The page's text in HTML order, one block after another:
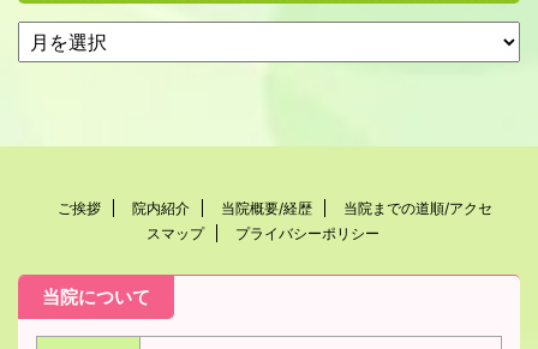
ご挨拶 院内紹介 当院概要/経歴
当院までの道順/アクセ
スマップ
プライバシーポリシー
当院について